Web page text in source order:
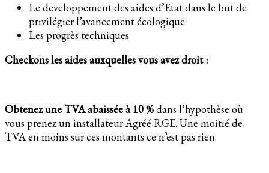
Le developpement des aides d’Etat dans le but de
privilégier l’avancement écologique
Les progrès techniques
Checkons les aides auxquelles vous avez droit :
Obtenez une TVA abaissée à 10 %dans l’hypothèse où
vous prenez un installateur Agréé RGE. Une moitié de
TVA en moins sur ces montants ce n’est pas rien.